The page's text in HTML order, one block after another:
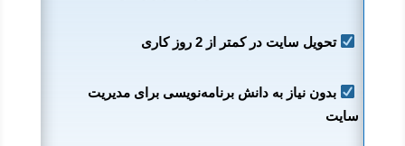
تحویل سایت در کمتر از 2 روز کاری
بدون نیاز به دانش برنامه‌نویسی برای مدیریت
سایت